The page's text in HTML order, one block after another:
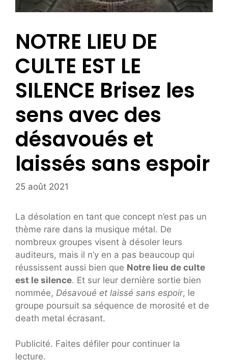
NOTRE LIEU DE
CULTE EST LE
SILENCE Brisez les
sens avec des
désavoués et
laissés sans espoir
25 août 2021
La désolation en tant que concept n’est pas un
thème rare dans la musique métal. De
nombreux groupes visent à désoler leurs
auditeurs, mais il n’y en a pas beaucoup qui
réussissent aussi bien que Notre lieu de culte
est le silence. Et sur leur dernière sortie bien
nommée, Désavoué et laissé sans espoir, le
groupe poursuit sa séquence de morosité et de
death metal écrasant.
Publicité. Faites défiler pour continuer la
lecture.